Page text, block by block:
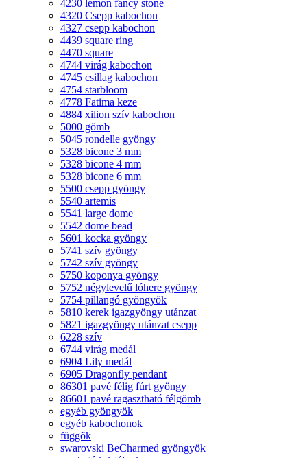
4230 lemon fancy stone
4320 Csepp kabochon
4327 csepp kabochon
4439 square ring
4470 square
4744 virág kabochon
4745 csillag kabochon
4754 starbloom
4778 Fatima keze
4884 xilion szív kabochon
5000 gömb
5045 rondelle gyöngy
5328 bicone 3 mm
5328 bicone 4 mm
5328 bicone 6 mm
5500 csepp gyöngy
5540 artemis
5541 large dome
5542 dome bead
5601 kocka gyöngy
5741 szív gyöngy
5742 szív gyöngy
5750 koponya gyöngy
5752 négylevelű lóhere gyöngy
5754 pillangó gyöngyök
5810 kerek igazgyöngy utánzat
5821 igazgyöngy utánzat csepp
6228 szív
6744 virág medál
6904 Lily medál
6905 Dragonfly pendant
86301 pavé félig fúrt gyöngy
86601 pavé ragasztható félgömb
egyéb gyöngyök
egyéb kabochonok
függõk
swarovski BeCharmed gyöngyök